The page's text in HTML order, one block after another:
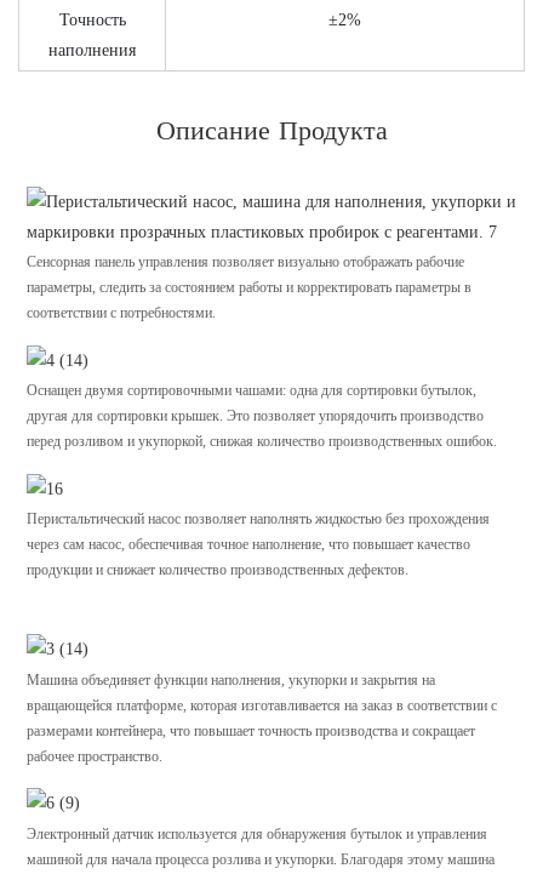
Точность
наполнения
±2%
Описание Продукта
Сенсорная панель управления позволяет визуально отображать рабочие
параметры, следить за состоянием работы и корректировать параметры в
соответствии с потребностями.
Оснащен двумя сортировочными чашами: одна для сортировки бутылок,
другая для сортировки крышек. Это позволяет упорядочить производство
перед розливом и укупоркой, снижая количество производственных ошибок.
Перистальтический насос позволяет наполнять жидкостью без прохождения
через сам насос, обеспечивая точное наполнение, что повышает качество
продукции и снижает количество производственных дефектов.
Машина объединяет функции наполнения, укупорки и закрытия на
вращающейся платформе, которая изготавливается на заказ в соответствии с
размерами контейнера, что повышает точность производства и сокращает
рабочее пространство.
Электронный датчик используется для обнаружения бутылок и управления
машиной для начала процесса розлива и укупорки. Благодаря этому машина